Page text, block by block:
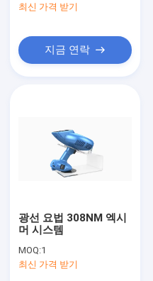
최신 가격 받기
지금 연락
광선 요법 308NM 엑시
머 시스템
MOQ:1
최신 가격 받기